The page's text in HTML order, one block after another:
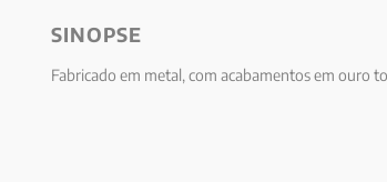
SINOPSE
Fabricado em metal, com acabamentos em ouro